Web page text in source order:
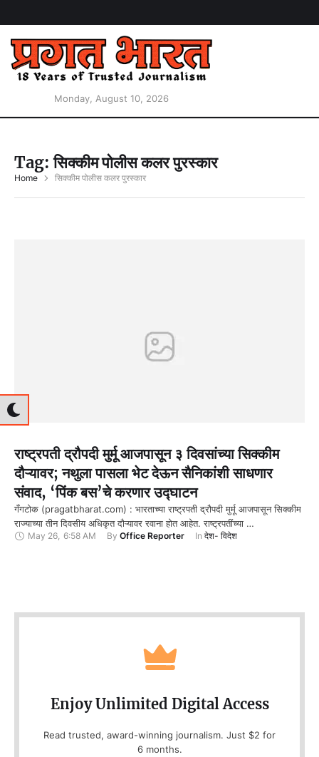
Monday, August 10, 2026
Tag:सिक्कीम पोलीस कलर पुरस्कार
Home सिक्कीम पोलीस कलर पुरस्कार
राष्ट्रपती द्रौपदी मुर्मू आजपासून ३ दिवसांच्या सिक्कीम
दौऱ्यावर; नथुला पासला भेट देऊन सैनिकांशी साधणार
संवाद, ‘पिंक बस’चे करणार उद्घाटन
गँगटोक (pragatbharat.com) : भारताच्या राष्ट्रपती द्रौपदी मुर्मू आजपासून सिक्कीम
राज्याच्या तीन दिवसीय अधिकृत दौऱ्यावर रवाना होत आहेत. राष्ट्रपतींच्या …
May 26, 6:58 AM By Office Reporter In देश- विदेश
Enjoy Unlimited Digital Access
Read trusted, award-winning journalism. Just $2 for
6 months.